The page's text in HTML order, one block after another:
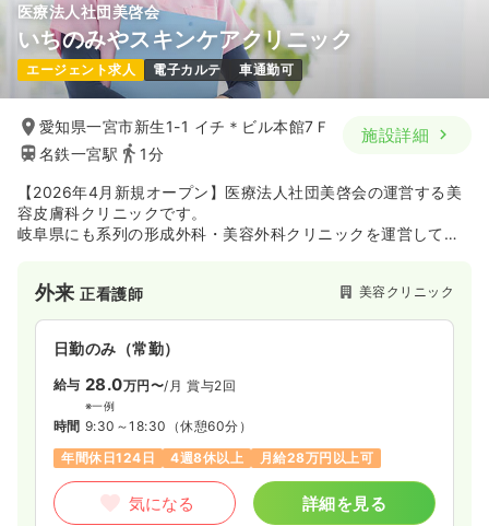
気になる
日勤のみ（パート） 一時募集休止
給与 時給 1,650
時間
8:30～17:20
時給1,600円以上可
気になる 詳細を見る
コールセンター助産師
時給1,600
時間 8:30～15:00 （休憩60分）
時給1,600円以上可
気になる 詳細を見る
医療法人社団美啓会
いちのみやスキンケアクリニック
エージェント求人 電子カルテ 車通勤可
愛知県一宮市新生1-1 イチ＊ビル本館7Ｆ
名鉄一宮駅
1分
施設詳細
【2026年4月新規オープン】医療法人社団美啓会の運営する美
容皮膚科クリニックです。
岐阜県にも系列の形成外科・美容外科クリニックを運営してい
外来正看護師 美容クリニック
日勤のみ（常勤）
給与 28.0万円〜/月 賞与2回
※一例
時間 9:30～18:30 （休憩60分）
年間休日124日
4週8休以上 月給28万円以上可
気になる 詳細を見る